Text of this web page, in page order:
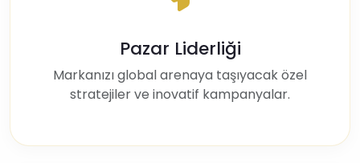
Pazar Liderliği
Markanızı global arenaya taşıyacak özel
stratejiler ve inovatif kampanyalar.